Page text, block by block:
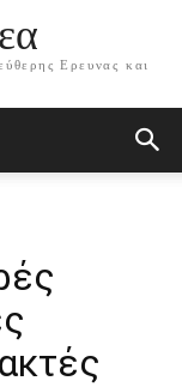
Ερευνας και